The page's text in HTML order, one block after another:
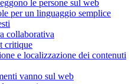
le persone sul web
per un linguaggio semplice
collaborativa
critique
e localizzazione dei contenuti
vanno sul web